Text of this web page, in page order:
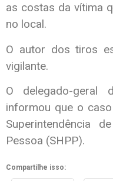
as costas da vítima
no local.
O autor dos tiros
vigilante.
O delegado-geral
informou que o
Superintendência
Pessoa (SHPP).
Compartilhe isso: